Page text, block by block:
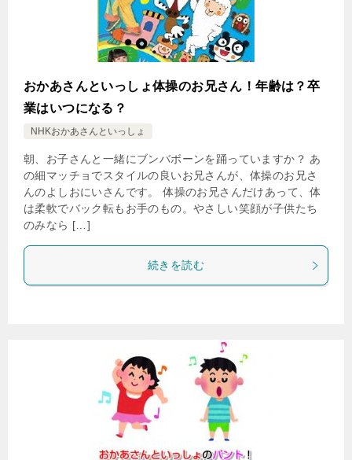
おかあさんといっしょ体操のお兄さん！年齢は？卒
業はいつになる？
NHKおかあさんといっしょ
朝、お子さんと一緒にブンバボーンを踊っていますか？ あ
の細マッチョでスタイルの良いお兄さんが、体操のお兄さ
んのよしおにいさんです。 体操のお兄さんだけあって、体
は柔軟でバック転もお手のもの。やさしい笑顔が子供たち
のみなら […]
続きを読む